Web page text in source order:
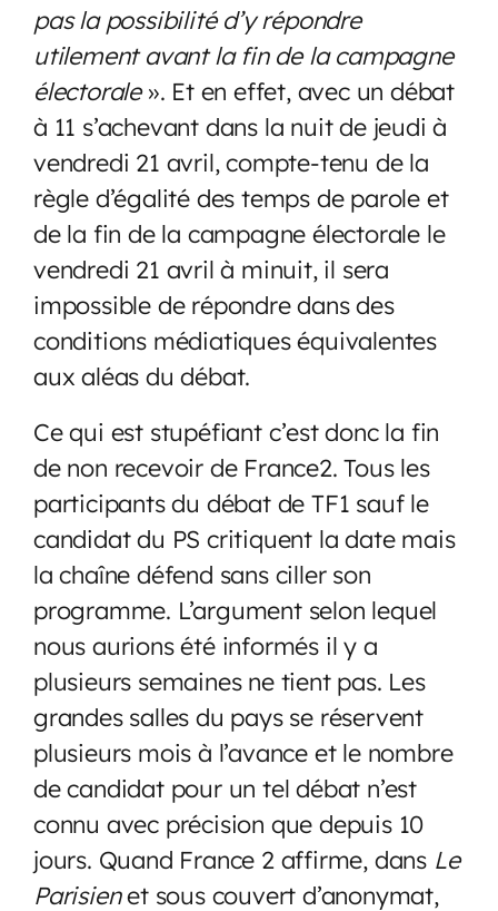
pas la possibilité d’y répondre
utilement avant la fin de la campagne
électorale». Et en effet, avec un débat
à 11 s’achevant dans la nuit de jeudi à
vendredi 21 avril, compte-tenu de la
règle d’égalité des temps de parole et
de la fin de la campagne électorale le
vendredi 21 avril à minuit, il sera
impossible de répondre dans des
conditions médiatiques équivalentes
aux aléas du débat.
Ce qui est stupéfiant c’est donc la fin
de non recevoir de France2. Tous les
participants du débat de TF1 sauf le
candidat du PS critiquent la date mais
la chaîne défend sans ciller son
programme. L’argument selon lequel
nous aurions été informés il y a
plusieurs semaines ne tient pas. Les
grandes salles du pays se réservent
plusieurs mois à l’avance et le nombre
de candidat pour un tel débat n’est
connu avec précision que depuis 10
jours. Quand France 2 affirme, dans Le
Parisienet sous couvert d’anonymat,